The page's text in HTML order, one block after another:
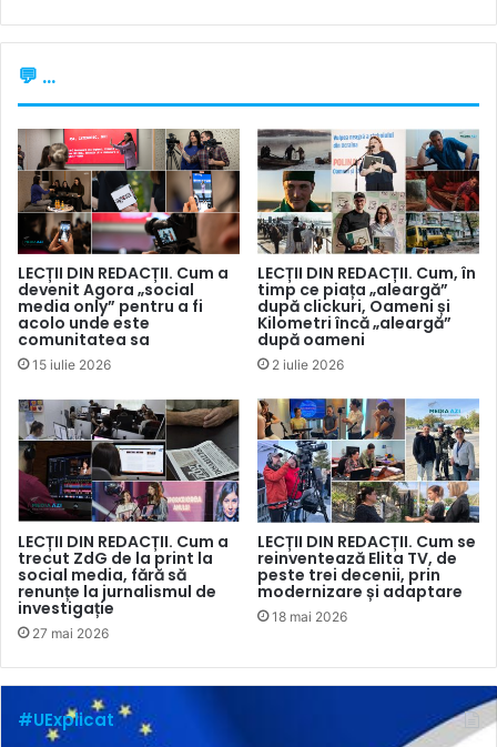
regiune sau specialitate.
opțiuni costă circa 180 de lei pe lună.
JOURNO PORTFOLIO
Journo Portofolioeste unul dintre cele mai bune site-uri
web pentru realizarea unui portofoliu multimedia, potrivit
sursei, unde puteți distribui link-uri, PDF-uri, videoclipuri,
rețele sociale, podcasturi și multe altele. Platforma oferă
trebuie să faceți este să inserați URL-urile articolelor, iar
Journo Portfolio va introduce automat titlul, data,
publicația și conținutul.
💬 ...
LECȚII DIN REDACȚII. Cum a
devenit Agora „social
media only” pentru a fi
acolo unde este
comunitatea sa
15 iulie 2026
LECȚII DIN REDACȚII. Cum, în
timp ce piața „aleargă”
după clickuri, Oameni și
Kilometri încă „aleargă”
după oameni
2 iulie 2026
LECȚII DIN REDACȚII. Cum a
trecut ZdG de la print la
social media, fără să
renunțe la jurnalismul de
investigație
27 mai 2026
LECȚII DIN REDACȚII. Cum se
reinventează Elita TV, de
peste trei decenii, prin
modernizare și adaptare
18 mai 2026
#UExplicat